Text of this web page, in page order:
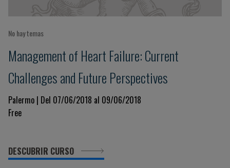
No hay temas
Management of Heart Failure: Current
Challenges and Future Perspectives
Palermo | Del 07/06/2018 al 09/06/2018
Free
DESCUBRIR CURSO